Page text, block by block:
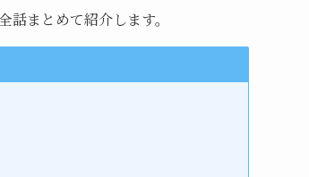
話まとめて紹介します。